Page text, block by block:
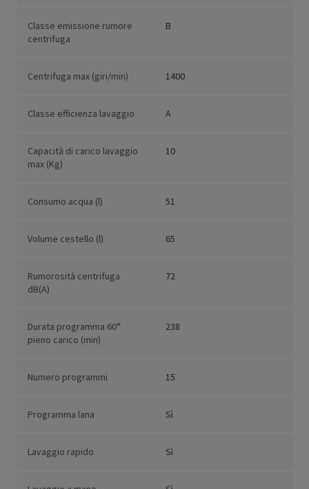
Classe emissione rumore
centrifuga
B
Centrifuga max (giri/min) 1400
Classe efficienza lavaggio A
Capacità di carico lavaggio
max (Kg)
10
Consumo acqua (l) 51
Volume cestello (l) 65
Rumorosità centrifuga
dB(A)
72
Durata programma 60°
pieno carico (min)
238
Numero programmi 15
Programma lana Sì
Lavaggio rapido Sì